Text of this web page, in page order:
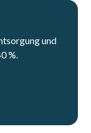
und
%.